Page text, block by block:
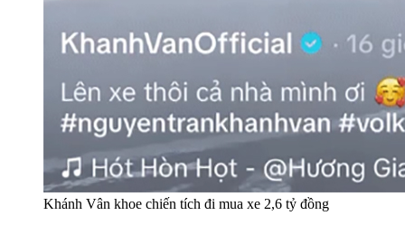
Khánh Vân khoe chiến tích đi mua xe 2,6 tỷ đồng